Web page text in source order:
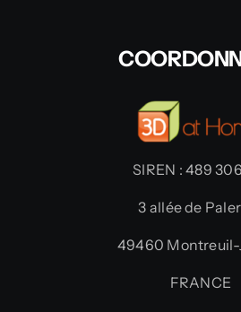
SIREN : 489
3 allée de
49460 Montreuil-
FRANCE